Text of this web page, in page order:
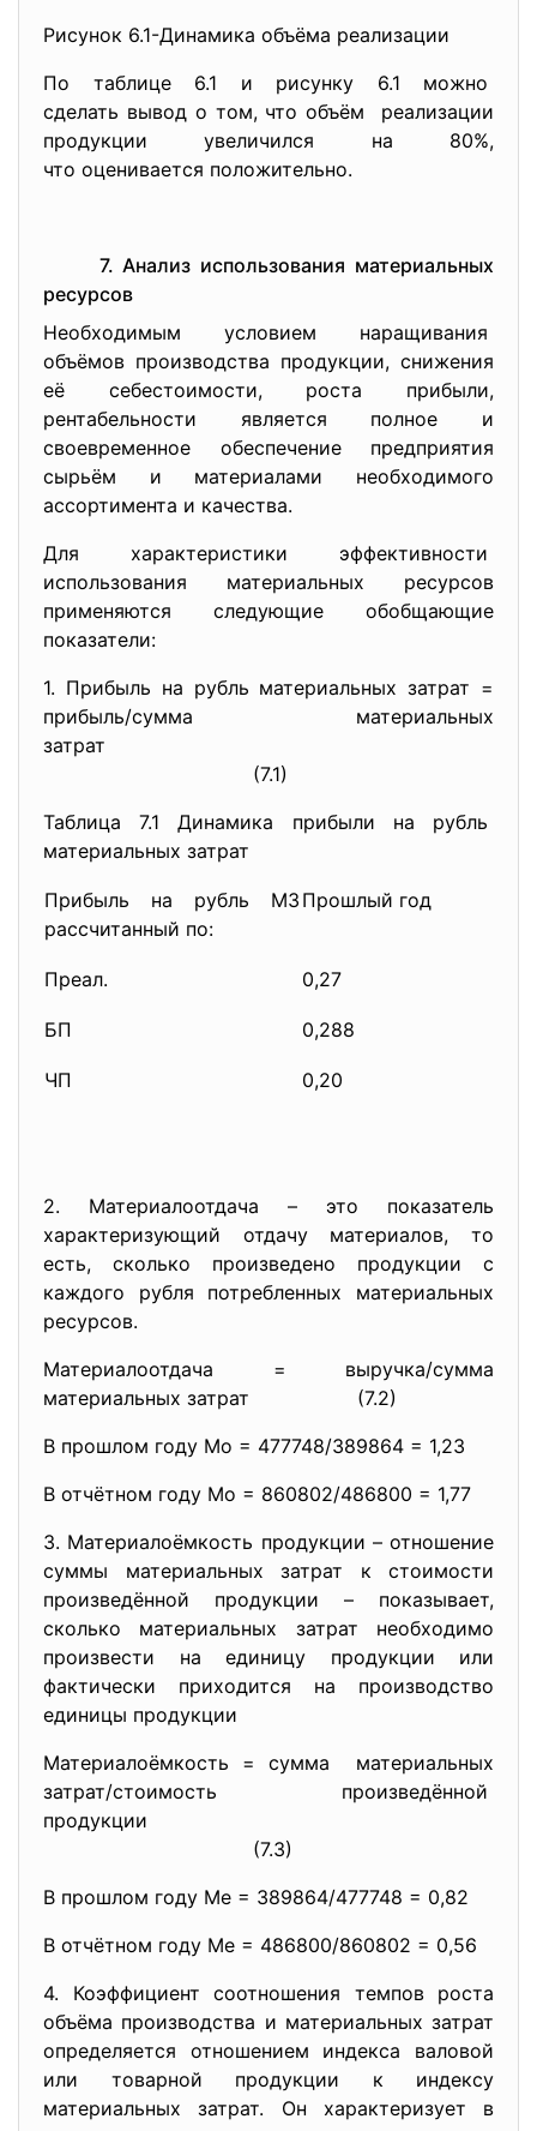
Рисунок 6.1-Динамика объёма реализации
По таблице 6.1 и рисунку 6.1 можно
сделать вывод о том, что объём реализации
продукции увеличился на 80%,
что оценивается положительно.
7. Анализ использования материальных
ресурсов
Необходимым условием наращивания
объёмов производства продукции, снижения
её себестоимости, роста прибыли,
рентабельности является полное и
своевременное обеспечение предприятия
сырьём и материалами необходимого
ассортимента и качества.
Для характеристики эффективности
использования материальных ресурсов
применяются следующие обобщающие
показатели:
1. Прибыль на рубль материальных затрат =
прибыль/сумма материальных
затрат
(7.1)
Таблица 7.1 Динамика прибыли на рубль
материальных затрат
Прибыль на рубль МЗ
рассчитанный по:
Прошлый год
Преал. 0,27
БП 0,288
ЧП 0,20
2. Материалоотдача – это показатель
характеризующий отдачу материалов, то
есть, сколько произведено продукции с
каждого рубля потребленных материальных
ресурсов.
Материалоотдача = выручка/сумма
материальных затрат (7.2)
В прошлом году Мо = 477748/389864 = 1,23
В отчётном году Мо = 860802/486800 = 1,77
3. Материалоёмкость продукции – отношение
суммы материальных затрат к стоимости
произведённой продукции – показывает,
сколько материальных затрат необходимо
произвести на единицу продукции или
фактически приходится на производство
единицы продукции
Материалоёмкость = сумма материальных
затрат/стоимость произведённой
продукции
(7.3)
В прошлом году Ме = 389864/477748 = 0,82
В отчётном году Ме = 486800/860802 = 0,56
4. Коэффициент соотношения темпов роста
объёма производства и материальных затрат
определяется отношением индекса валовой
или товарной продукции к индексу
материальных затрат. Он характеризует в